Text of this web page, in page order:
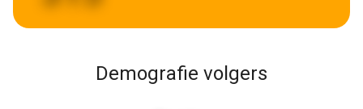
Demografie volgers